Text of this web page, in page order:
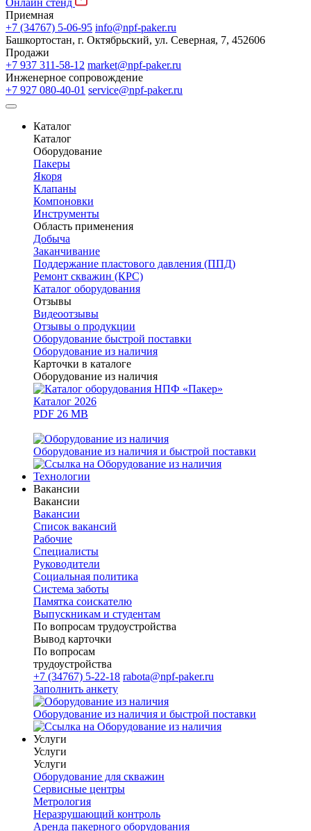
Онлайн стенд
Приемная
+7 (34767) 5-06-95 info@npf-paker.ru
Башкортостан, г. Октябрьский, ул. Северная, 7, 452606
Продажи
+7 937 311-58-12 market@npf-paker.ru
Инженерное сопровождение
+7 927 080-40-01 service@npf-paker.ru
Каталог
Каталог
Оборудование
Пакеры
Якоря
Клапаны
Компоновки
Инструменты
Область применения
Добыча
Заканчивание
Поддержание пластового давления (ППД)
Ремонт скважин (КРС)
Каталог оборудования
Отзывы
Видеоотзывы
Отзывы о продукции
Оборудование быстрой поставки
Оборудование из наличия
Карточки в каталоге
Оборудование из наличия
Каталог 2026
PDF 26 MB
Оборудование из наличия и быстрой поставки
Технологии
Вакансии
Вакансии
Вакансии
Список вакансий
Рабочие
Специалисты
Руководители
Cоциальная политика
Система заботы
Памятка соискателю
Выпускникам и студентам
По вопросам трудоустройства
Вывод карточки
По вопросам
трудоустройства
+7 (34767) 5-22-18 rabota@npf-paker.ru
Заполнить анкету
Оборудование из наличия и быстрой поставки
Услуги
Услуги
Услуги
Оборудование для скважин
Сервисные центры
Метрология
Неразрушающий контроль
Аренда пакерного оборудования